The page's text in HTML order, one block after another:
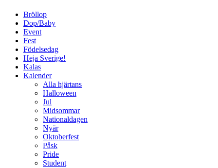
Bröllop
Dop/Baby
Event
Fest
Födelsedag
Heja Sverige!
Kalas
Kalender
Alla hjärtans
Halloween
Jul
Midsommar
Nationaldagen
Nyår
Oktoberfest
Påsk
Pride
Student